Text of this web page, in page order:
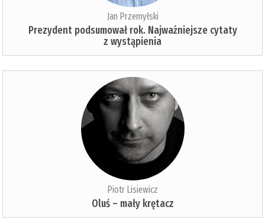
Jan Przemyłski
Prezydent podsumował rok. Najważniejsze cytaty
z wystąpienia
Piotr Lisiewicz
Oluś – mały krętacz